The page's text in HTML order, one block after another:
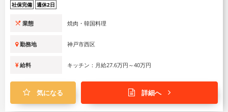
社保完備 週休2日
業態 焼肉・韓国料理
勤務地 神戸市西区
給料 キッチン：月給27.6万円～40万円
気になる 詳細へ